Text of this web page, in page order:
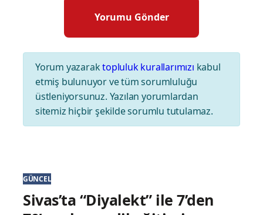
Yorum yazaraktopluluk kurallarımızı kabul
etmiş bulunuyor ve tüm sorumluluğu
üstleniyorsunuz. Yazılan yorumlardan
sitemiz hiçbir şekilde sorumlu tutulamaz.
GÜNCEL
Sivas’ta “Diyalekt” ile 7’den